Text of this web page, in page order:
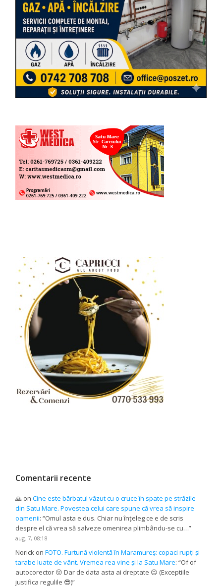
Comentarii recente
🙏 onCine este bărbatul văzut cu o cruce în spate pe străzile
din Satu Mare. Povestea celui care spune că vrea să inspire
oamenii: “Omul asta e dus. Chiar nu înțeleg ce e de scris
despre el că vrea să salveze omenirea plimbându-se cu…”
aug. 7, 08:18
Norick onFOTO. Furtună violentă în Maramureș: copaci rupți și
tarabe luate de vânt. Vremea rea vine și la Satu Mare: “Of of
autocorector 😛 Dar de data asta ai dreptate 😉 (Exceptiile
justifica regulile 😎)”